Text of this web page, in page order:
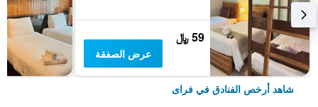
59 ﷼
عرض الصفقة
شاهد أرخص الفنادق في فراى